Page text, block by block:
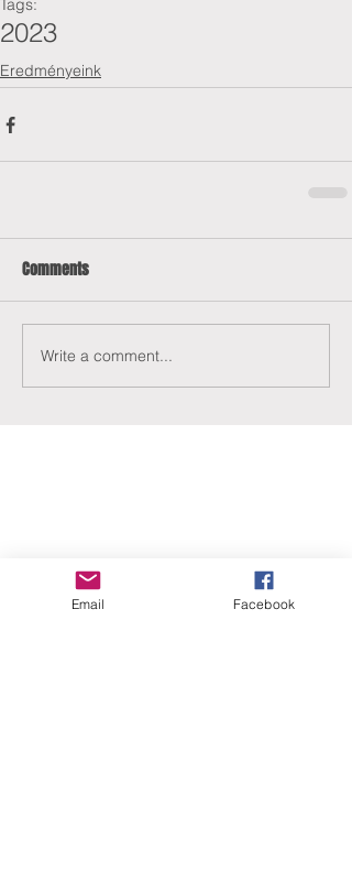
Tags:
2023
Eredményeink
Comments
Write a comment...
Számlaszám:
16200010-10141517
Email Facebook